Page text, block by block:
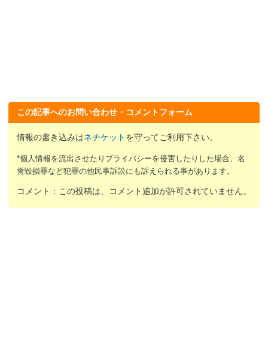
この記事へのお問い合わせ・コメントフォーム
情報の書き込みはネチケット を守ってご利用下さい。
*個人情報を流出させたりプライバシーを侵害したりした場合、名
誉毀損罪など犯罪の他民事訴訟にも訴えられる事があります。
コメント：この投稿は、コメント追加が許可されていません。